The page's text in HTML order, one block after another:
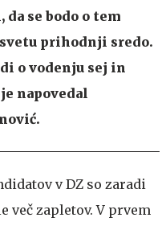
se bodo o tem
prihodnji sredo.
o vodenju sej in
napovedal
v DZ so zaradi
več zapletov. V prvem